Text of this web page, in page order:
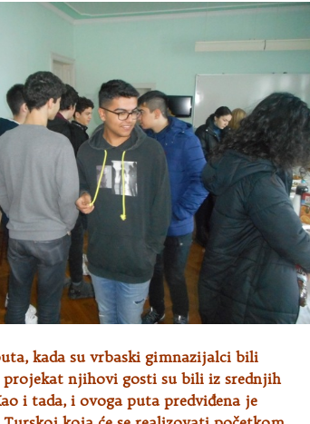
kada su vrbaski gimnazijalci bili
njihovi gosti su bili iz srednjih
i tada, i ovoga puta predviđena je